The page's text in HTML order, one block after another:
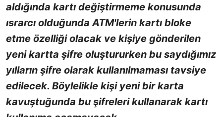
aldığında kartı değiştirmeme konusunda
ısrarcı olduğunda ATM'lerin kartı bloke
etme özelliği olacak ve kişiye gönderilen
yeni kartta şifre oluştururken bu saydığımız
yılların şifre olarak kullanılmaması tavsiye
edilecek. Böylelikle kişi yeni bir karta
kavuştuğunda bu şifreleri kullanarak kartı